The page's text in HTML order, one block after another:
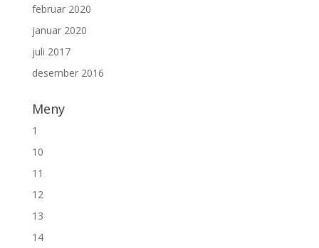
februar 2020
januar 2020
juli 2017
desember 2016
Meny
1
10
11
12
13
14